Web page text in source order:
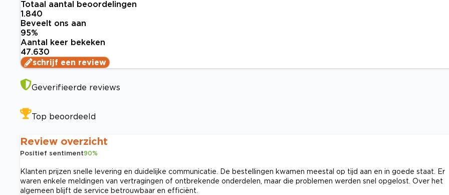
Totaal aantal beoordelingen
1.840
Beveelt ons aan
95%
Aantal keer bekeken
47.630
schrijf een review
Geverifieerde reviews
Top beoordeeld
Review overzicht
Positief sentiment90%
Klanten prijzen snelle levering en duidelijke communicatie. De bestellingen kwamen meestal op tijd aan en in goede staat. Er
waren enkele meldingen van vertragingen of ontbrekende onderdelen, maar die problemen werden snel opgelost. Over het
algemeen blijft de service betrouwbaar en efficiënt.